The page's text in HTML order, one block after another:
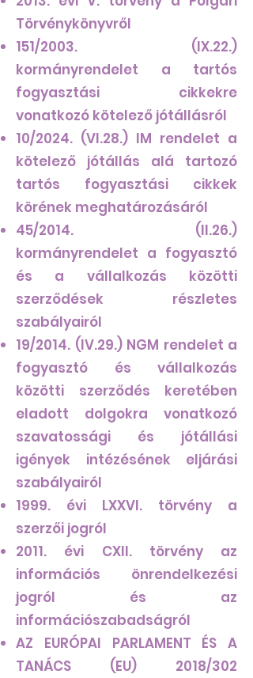
Törvénykönyvről
151/2003. (IX.22.)
kormányrendelet a tartós
fogyasztási cikkekre
vonatkozó kötelező jótállásról
10/2024. (VI.28.) IM rendelet a
kötelező jótállás alá tartozó
tartós fogyasztási cikkek
körének meghatározásáról
45/2014. (II.26.)
kormányrendelet a fogyasztó
és a vállalkozás közötti
szerződések részletes
szabályairól
19/2014. (IV.29.) NGM rendelet a
fogyasztó és vállalkozás
közötti szerződés keretében
eladott dolgokra vonatkozó
szavatossági és jótállási
igények intézésének eljárási
szabályairól
1999. évi LXXVI. törvény a
szerzői jogról
2011. évi CXII. törvény az
információs önrendelkezési
jogról és az
információszabadságról
AZ EURÓPAI PARLAMENT ÉS A
TANÁCS (EU) 2018/302